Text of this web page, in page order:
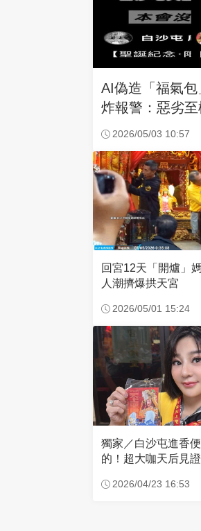
AI偽造「福氣
炸報警：惡劣至
2026/05/03 10:57
回宮12天「開爐」
人潮擠爆拱天宮
2026/05/01 15:24
獨家／白沙屯進香
的！超大咖天后見
2026/04/23 16:53